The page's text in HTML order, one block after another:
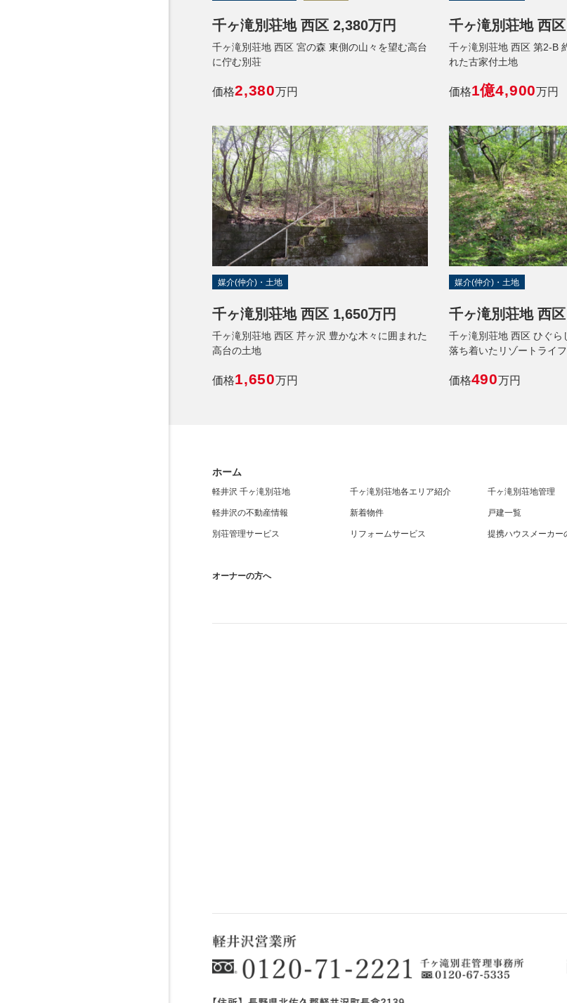
千ヶ滝別荘地 西区 2,380万円
千ヶ滝別荘地 西区 宮の森 東側の山々を望む高台
に佇む別荘
価格2,380万円
千ヶ滝別荘地 西
千ヶ滝別荘地 西区 第2‐B
れた古家付土地
価格1億4,900万円
媒介(仲介)・土地
千ヶ滝別荘地 西区 1,650万円
千ヶ滝別荘地 西区 芹ヶ沢 豊かな木々に囲まれた
高台の土地
価格1,650万円
媒介(仲介)・土地
千ヶ滝別荘地 西
千ヶ滝別荘地 西区 ひぐら
落ち着いたリゾートライ
価格490万円
ホーム
軽井沢 千ヶ滝別荘地 千ヶ滝別荘地各エリア紹介 千ヶ滝別荘地管理
軽井沢の不動産情報 新着物件 戸建一覧
別荘管理サービス リフォームサービス 提携ハウスメーカー
オーナーの方へ